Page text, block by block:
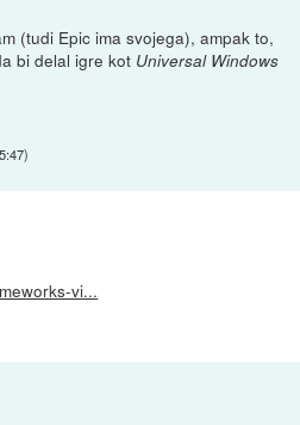
(tudi Epic ima svojega), ampak to,
bi delal igre kot Universal Windows
)
vi...